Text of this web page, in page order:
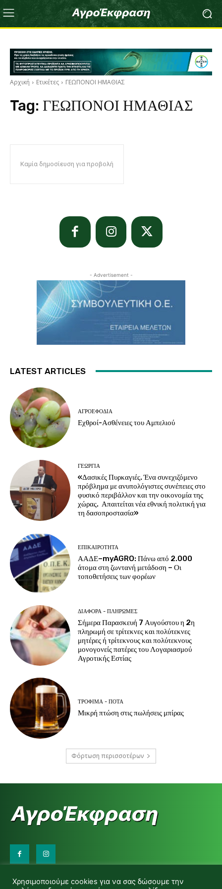
Αρχική Ετικέτες ΓΕΩΠΟΝΟΙ ΗΜΑΘΙΑΣ
Tag: ΓΕΩΠΟΝΟΙ ΗΜΑΘΙΑΣ
Καμία δημοσίευση για προβολή
- Advertisement -
LATEST ARTICLES
ΑΓΡΟΕΦΌΔΙΑ
Εχθροί-Ασθένειες του Αμπελιού
ΓΕΩΡΓΊΑ
«Δασικές Πυρκαγιές. Ένα συνεχιζόμενο
πρόβλημα με ανυπολόγιστες συνέπειες στο
φυσικό περιβάλλον και την οικονομία της
χώρας. Απαιτείται νέα εθνική πολιτική για
τη δασοπροστασία»
ΕΠΙΚΑΙΡΌΤΗΤΑ
ΑΑΔΕ–myAGRO: Πάνω από 2.000
άτομα στη ζωντανή μετάδοση – Οι
τοποθετήσεις των φορέων
ΔΙΆΦΟΡΑ - ΠΛΗΡΩΜΈΣ
Σήμερα Παρασκευή 7 Αυγούστου η 2η
πληρωμή σε τρίτεκνες και πολύτεκνες
μητέρες ή τρίτεκνους και πολύτεκνους
μονογονείς πατέρες του Λογαριασμού
Αγροτικής Εστίας
ΤΡΌΦΙΜΑ - ΠΟΤΆ
Μικρή πτώση στις πωλήσεις μπίρας
Φόρτωση περισσοτέρων
d.makas@yahoo.gr
Χρησιμοποιούμε cookies για να σας δώσουμε την